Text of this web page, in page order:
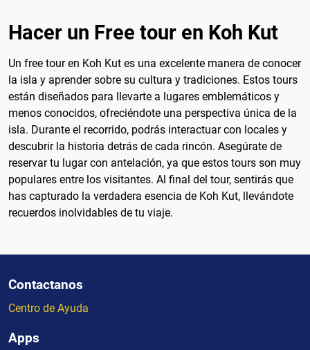
Hacer un Free tour en Koh Kut
Un free tour en Koh Kut es una excelente manera de conocer
la isla y aprender sobre su cultura y tradiciones. Estos tours
están diseñados para llevarte a lugares emblemáticos y
menos conocidos, ofreciéndote una perspectiva única de la
isla. Durante el recorrido, podrás interactuar con locales y
descubrir la historia detrás de cada rincón. Asegúrate de
reservar tu lugar con antelación, ya que estos tours son muy
populares entre los visitantes. Al final del tour, sentirás que
has capturado la verdadera esencia de Koh Kut, llevándote
recuerdos inolvidables de tu viaje.
Contactanos
Centro de Ayuda
Apps